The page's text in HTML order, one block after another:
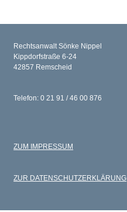
Rechtsanwalt Sönke Nippel
Kippdorfstraße 6-24
42857 Remscheid
Telefon: 0 21 91 / 46 00 876
ZUM IMPRESSUM
ZUR DATENSCHUTZERKLÄRUNG